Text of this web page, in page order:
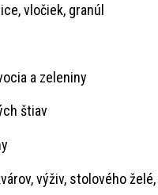
vločiek, granúl
a zeleniny
štiav
výživ, stolového